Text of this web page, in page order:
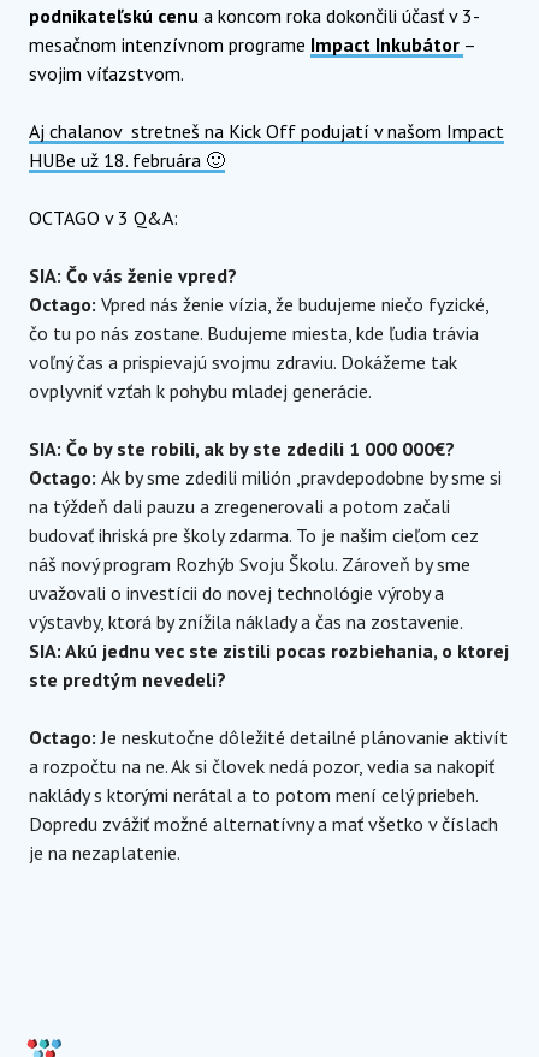
podnikateľskú cenu a koncom roka dokončili účasť v 3-
mesačnom intenzívnom programe Impact Inkubátor –
svojim víťazstvom.
Aj chalanov stretneš na Kick Off podujatí v našom Impact
HUBe už 18. februára 🙂
OCTAGO v 3 Q&A:
SIA: Čo vás ženie vpred?
Octago: Vpred nás ženie vízia, že budujeme niečo fyzické,
čo tu po nás zostane. Budujeme miesta, kde ľudia trávia
voľný čas a prispievajú svojmu zdraviu. Dokážeme tak
ovplyvniť vzťah k pohybu mladej generácie.
SIA: Čo by ste robili, ak by ste zdedili 1 000 000€?
Octago: Ak by sme zdedili milión ,pravdepodobne by sme si
na týždeň dali pauzu a zregenerovali a potom začali
budovať ihriská pre školy zdarma. To je našim cieľom cez
náš nový program Rozhýb Svoju Školu. Zároveň by sme
uvažovali o investícii do novej technológie výroby a
výstavby, ktorá by znížila náklady a čas na zostavenie.
SIA: Akú jednu vec ste zistili pocas rozbiehania, o ktorej
ste predtým nevedeli?
Octago: Je neskutočne dôležité detailné plánovanie aktivít
a rozpočtu na ne. Ak si človek nedá pozor, vedia sa nakopiť
naklády s ktorými nerátal a to potom mení celý priebeh.
Dopredu zvážiť možné alternatívny a mať všetko v číslach
je na nezaplatenie.